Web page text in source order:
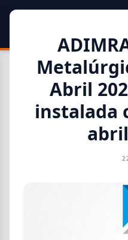
Toda la Información
Abril
instalada